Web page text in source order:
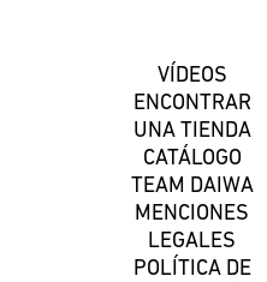
VÍDEOS
ENCONTRAR
UNA TIENDA
CATÁLOGO
TEAM DAIWA
MENCIONES
LEGALES
POLÍTICA DE